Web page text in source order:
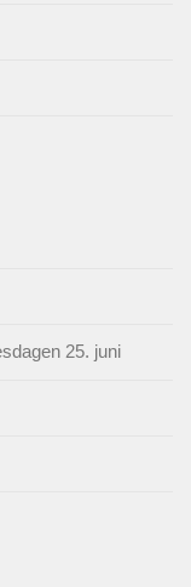
25. juni